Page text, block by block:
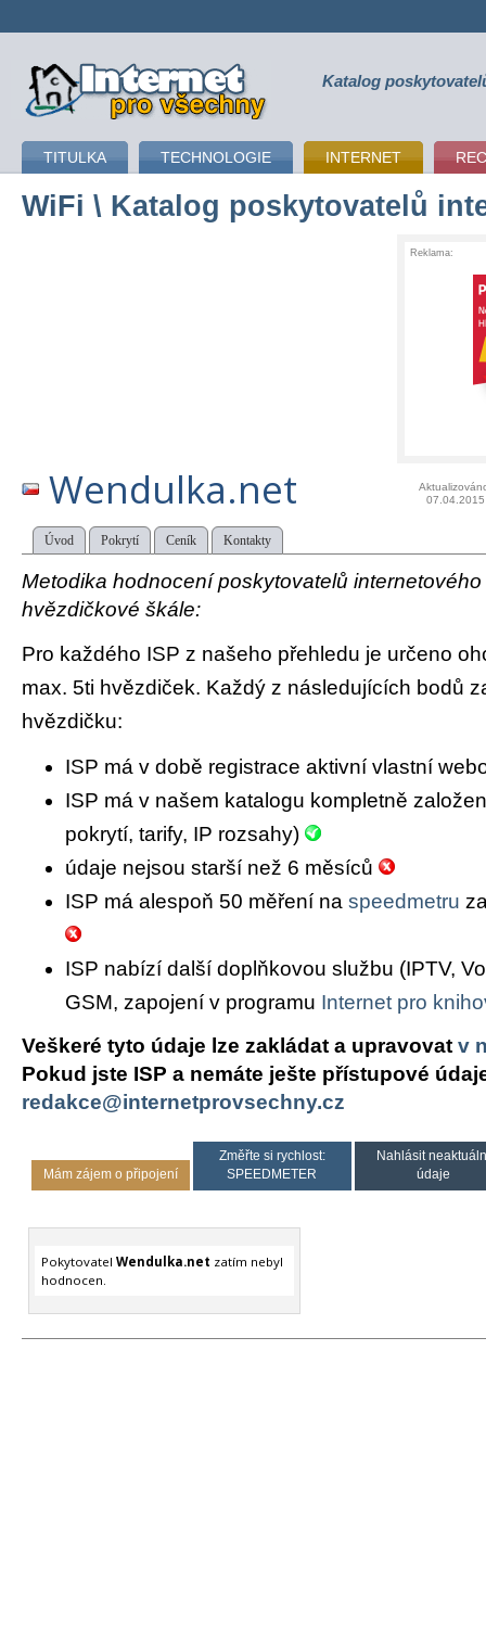
připojení k internetu Katalog
TITULKA TECHNOLOGIE INTERNET
WiFi \ Katalog poskytovatelů
Reklama:
Wendulka.net
07.04.2015
Úvod Pokrytí Ceník Kontakty
Metodika hodnocení poskytovatelů
hvězdičkové škále:
Pro každého ISP z našeho přehledu je určeno
max. 5ti hvězdiček. Každý z následujících bodů
hvězdičku:
ISP má v době registrace aktivní vlastní
ISP má v našem katalogu kompletně
pokrytí, tarify, IP rozsahy)
údaje nejsou starší než 6 měsíců
ISP má alespoň 50 měření na speedmetru
ISP nabízí další doplňkovou službu (IPTV,
GSM, zapojení v programu Internet pro
Veškeré tyto údaje lze zakládat a upravovat v
Pokud jste ISP a nemáte ješte přístupové
redakce@internetprovsechny.cz
Mám zájem o připojení
Změřte si rychlost:
SPEEDMETER
Nahlásit
údaje
Pokytovatel Wendulka.net zatím nebyl
hodnocen.